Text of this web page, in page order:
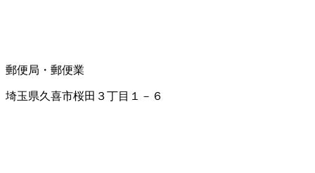
郵便局・郵便業
埼玉県久喜市桜田３丁目１－６